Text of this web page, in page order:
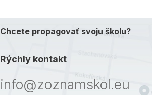
Chcete propagovať svoju školu?
Rýchly kontakt
info@zoznamskol.eu